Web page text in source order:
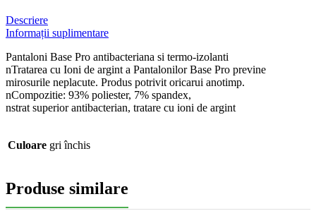
Descriere
Informații suplimentare
Pantaloni Base Pro antibacteriana si termo-izolanti
nTratarea cu Ioni de argint a Pantalonilor Base Pro previne
mirosurile neplacute. Produs potrivit oricarui anotimp.
nCompozitie: 93% poliester, 7% spandex,
nstrat superior antibacterian, tratare cu ioni de argint
Culoare gri închis
Produse similare